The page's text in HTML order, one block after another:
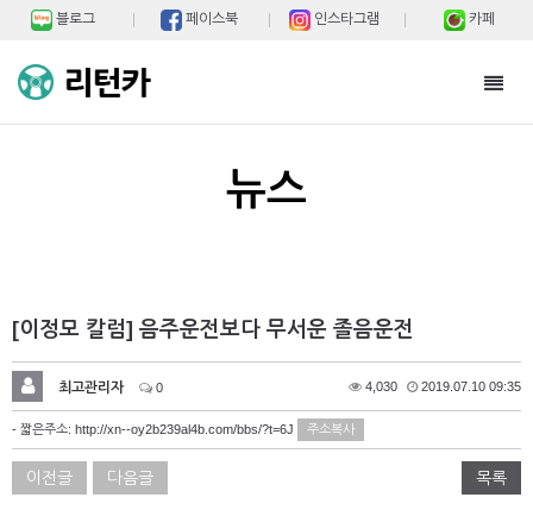
블로그 페이스북 인스타그램 카페
뉴스
[이정모 칼럼] 음주운전보다 무서운 졸음운전
최고관리자 0 4,030 2019.07.10 09:35
- 짧은주소: http://xn--oy2b239al4b.com/bbs/?t=6J 주소복사
이전글 다음글 목록